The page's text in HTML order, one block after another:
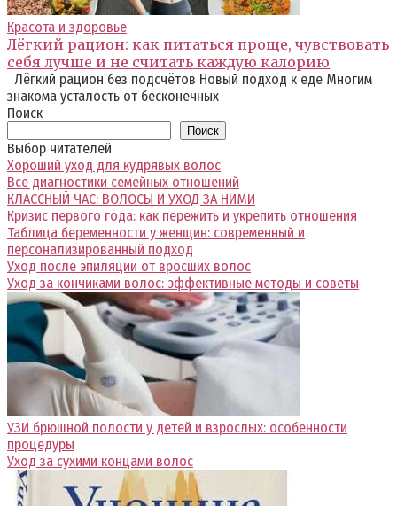
Красота и здоровье
Лёгкий рацион: как питаться проще, чувствовать
себя лучше и не считать каждую калорию
Лёгкий рацион без подсчётов Новый подход к еде Многим
знакома усталость от бесконечных
Поиск
Поиск
Выбор читателей
Хороший уход для кудрявых волос
Все диагностики семейных отношений
КЛАССНЫЙ ЧАС: ВОЛОСЫ И УХОД ЗА НИМИ
Кризис первого года: как пережить и укрепить отношения
Таблица беременности у женщин: современный и
персонализированный подход
Уход после эпиляции от вросших волос
Уход за кончиками волос: эффективные методы и советы
УЗИ брюшной полости у детей и взрослых: особенности
процедуры
Уход за сухими концами волос